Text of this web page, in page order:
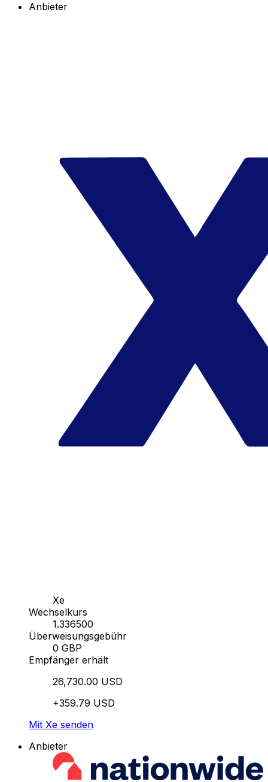
Anbieter
Xe
Wechselkurs
1.336500
Überweisungsgebühr
0 GBP
Empfänger erhält
26,730.00 USD
+359.79 USD
Mit Xe senden
Anbieter